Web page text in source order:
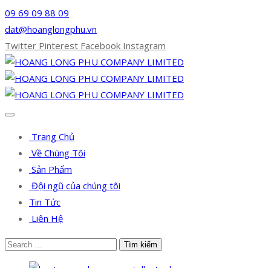
09 69 09 88 09
dat@hoanglongphu.vn
Twitter Pinterest Facebook Instagram
Trang Chủ
Về Chúng Tôi
Sản Phẩm
Đội ngũ của chúng tôi
Tin Tức
Liên Hệ